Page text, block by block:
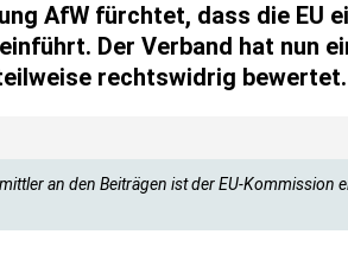
AfW fürchtet, dass die EU
Der Verband hat nun
rechtswidrig bewertet.
an den Beiträgen ist der EU-Kommission